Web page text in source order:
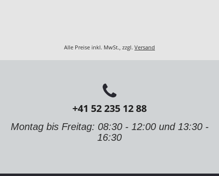
Alle Preise inkl. MwSt., zzgl. Versand
+41 52 235 12 88
Montag bis Freitag: 08:30 - 12:00 und 13:30 -
16:30